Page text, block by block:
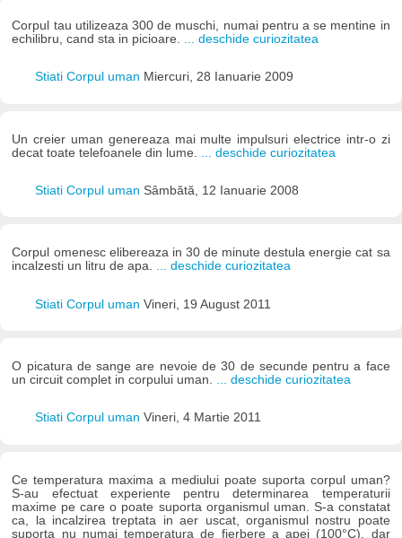
Corpul tau utilizeaza 300 de muschi, numai pentru a se mentine in
echilibru, cand sta in picioare.
... deschide curiozitatea
Stiati Corpul uman Miercuri, 28 Ianuarie 2009
Un creier uman genereaza mai multe impulsuri electrice intr-o zi
decat toate telefoanele din lume.
... deschide curiozitatea
Stiati Corpul uman Sâmbătă, 12 Ianuarie 2008
Corpul omenesc elibereaza in 30 de minute destula energie cat sa
incalzesti un litru de apa. ... deschide curiozitatea
Stiati Corpul uman Vineri, 19 August 2011
O picatura de sange are nevoie de 30 de secunde pentru a face
un circuit complet in corpului uman. ... deschide curiozitatea
Stiati Corpul uman Vineri, 4 Martie 2011
Ce temperatura maxima a mediului poate suporta corpul uman?
S-au efectuat experiente pentru determinarea temperaturii
maxime pe care o poate suporta organismul uman. S-a constatat
ca, la incalzirea treptata in aer uscat, organismul nostru poate
suporta nu numai temperatura de fierbere a apei (100°C), dar